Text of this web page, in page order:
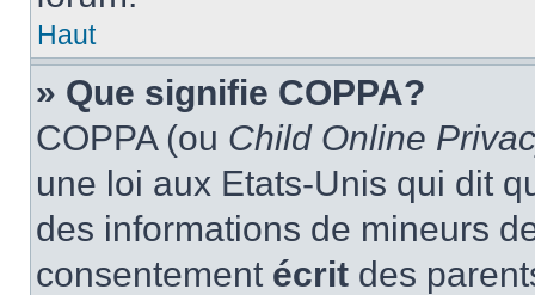
Haut
» Que signifie COPPA?
COPPA (ou Child Online
une loi aux Etats-Unis qui dit
des informations de mineurs
consentement écrit des